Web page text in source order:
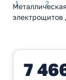
электрощитов
7